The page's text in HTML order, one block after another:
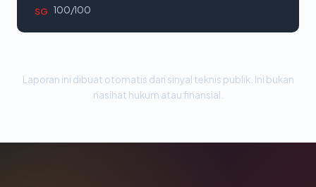
SG 100/100
Laporan ini dibuat otomatis dari sinyal teknis publik. Ini bukan
nasihat hukum atau finansial.